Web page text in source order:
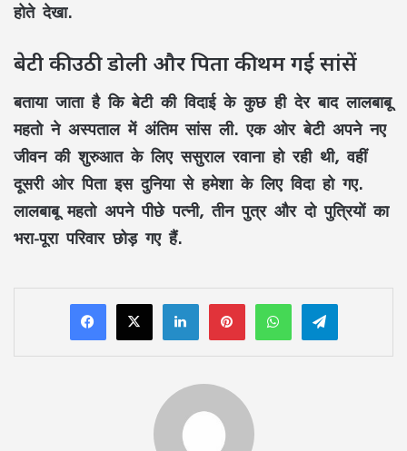
होते देखा.
बेटी की उठी डोली और पिता की थम गई सांसें
बताया जाता है कि बेटी की विदाई के कुछ ही देर बाद लालबाबू
महतो ने अस्पताल में अंतिम सांस ली. एक ओर बेटी अपने नए
जीवन की शुरुआत के लिए ससुराल रवाना हो रही थी, वहीं
दूसरी ओर पिता इस दुनिया से हमेशा के लिए विदा हो गए.
लालबाबू महतो अपने पीछे पत्नी, तीन पुत्र और दो पुत्रियों का
भरा-पूरा परिवार छोड़ गए हैं.
LinkedInPinterestWhatsAppTelegram